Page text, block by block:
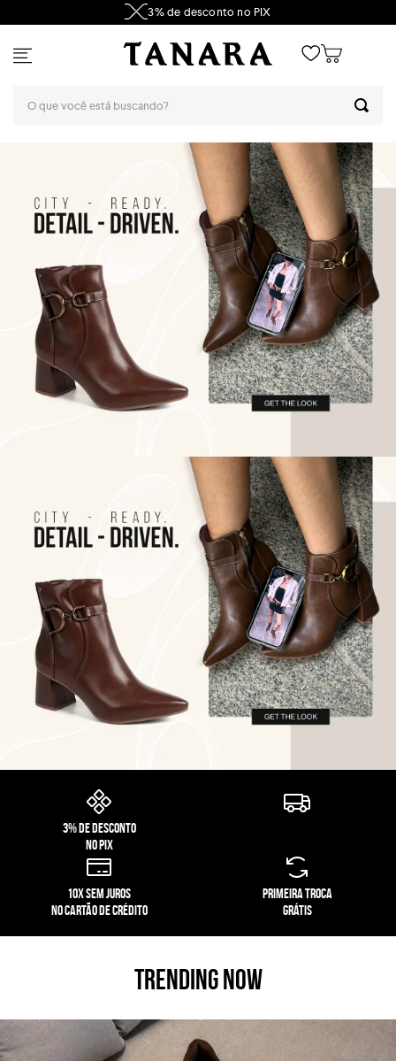
3% de desconto no PIX
Tanara: botas e
3% de desconto
no pix
10x sem juros
no cartão de crédito
primeira troca
grátis
TRENDING NOW